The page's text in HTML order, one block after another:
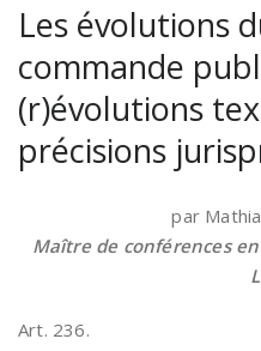
Les évolutions
commande
(r)évolutions
précisions
par
Maître de conférences
Art. 236.